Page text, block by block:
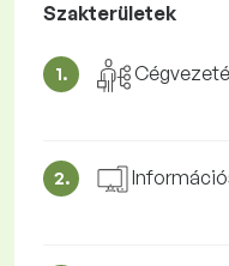
Szakterületek
1.
2.